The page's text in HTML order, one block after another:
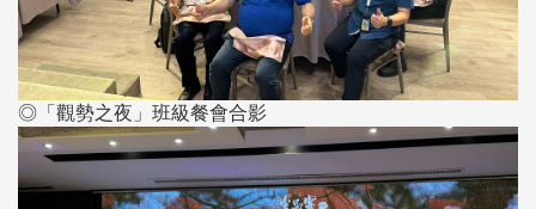
◎「觀勢之夜」班級餐會合影